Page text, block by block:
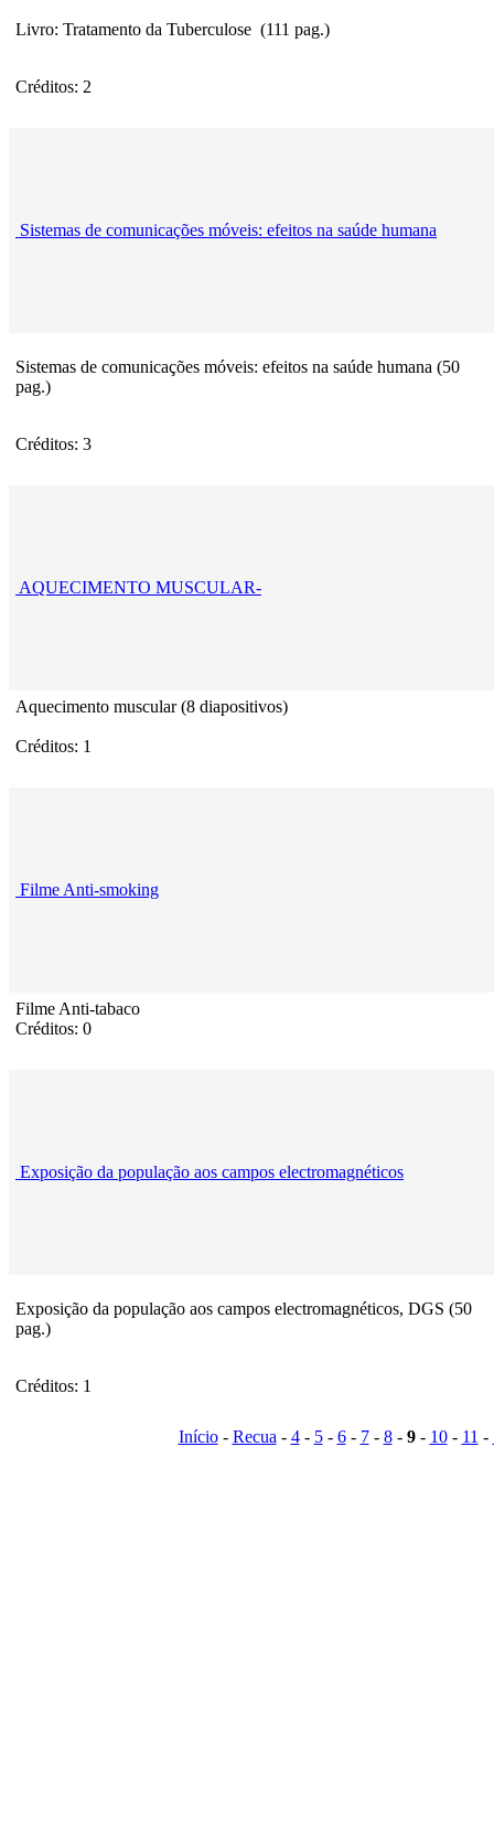
Livro: Tratamento da Tuberculose (111 pag.)
Créditos: 2
Sistemas de comunicações móveis: efeitos na saúde humana
Sistemas de comunicações móveis: efeitos na saúde humana (50
pag.)
Créditos: 3
AQUECIMENTO MUSCULAR-
Aquecimento muscular (8 diapositivos)
Créditos: 1
Filme Anti-smoking
Filme Anti-tabaco
Créditos: 0
Exposição da população aos campos electromagnéticos
Exposição da população aos campos electromagnéticos, DGS (50
pag.)
Créditos: 1
Início- Recua- 4- 5- 6- 7- 8- 9- 10- 11 -